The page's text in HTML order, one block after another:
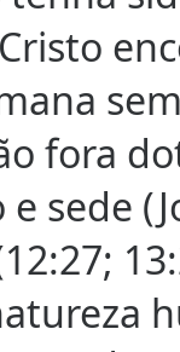
Cristo
fora
e sede